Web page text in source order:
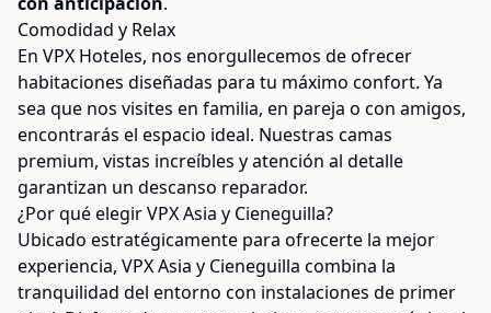
Comodidad y Relax
En VPX Hoteles, nos enorgullecemos de ofrecer
habitaciones diseñadas para tu máximo confort. Ya
sea que nos visites en familia, en pareja o con amigos,
encontrarás el espacio ideal. Nuestras camas
premium, vistas increíbles y atención al detalle
garantizan un descanso reparador.
¿Por qué elegir VPX Asia y Cieneguilla?
Ubicado estratégicamente para ofrecerte la mejor
experiencia, VPX Asia y Cieneguilla combina la
tranquilidad del entorno con instalaciones de primer